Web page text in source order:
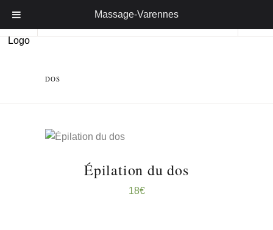
DOS
Épilation du dos
18€
Massage-Varennes